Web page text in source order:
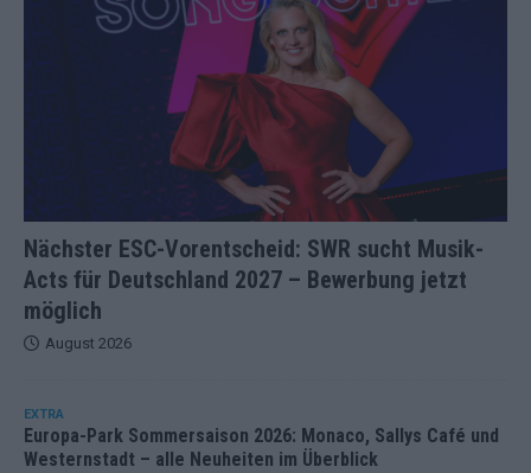
Nächster ESC-Vorentscheid: SWR sucht Musik-
Acts für Deutschland 2027 – Bewerbung jetzt
möglich
August 2026
EXTRA
Europa-Park Sommersaison 2026: Monaco, Sallys Café und
Westernstadt – alle Neuheiten im Überblick